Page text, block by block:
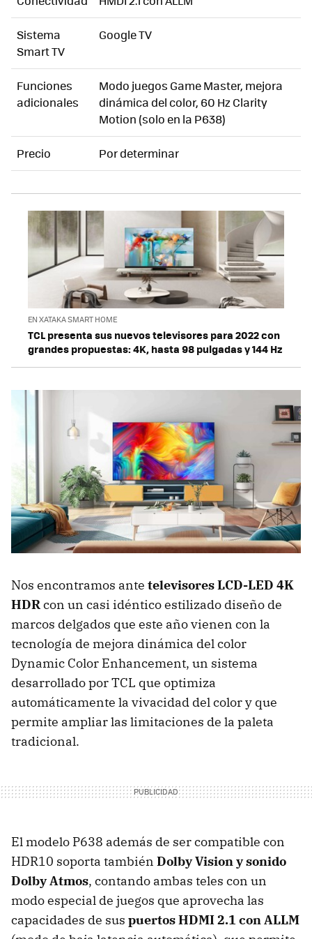
Sistema
Smart TV
Google TV
Funciones
adicionales
Modo juegos Game Master, mejora
dinámica del color, 60 Hz Clarity
Motion (solo en la P638)
Precio Por determinar
EN XATAKA SMART HOME
TCL presenta sus nuevos televisores para 2022 con
grandes propuestas: 4K, hasta 98 pulgadas y 144 Hz
Nos encontramos ante televisores LCD-LED 4K
HDRcon un casi idéntico estilizado diseño de
marcos delgados que este año vienen con la
tecnología de mejora dinámica del color
Dynamic Color Enhancement, un sistema
desarrollado por TCL que optimiza
automáticamente la vivacidad del color y que
permite ampliar las limitaciones de la paleta
tradicional.
El modelo P638 además de ser compatible con
HDR10 soporta también Dolby Vision y sonido
Dolby Atmos, contando ambas teles con un
modo especial de juegos que aprovecha las
capacidades de sus puertos HDMI 2.1 con ALLM